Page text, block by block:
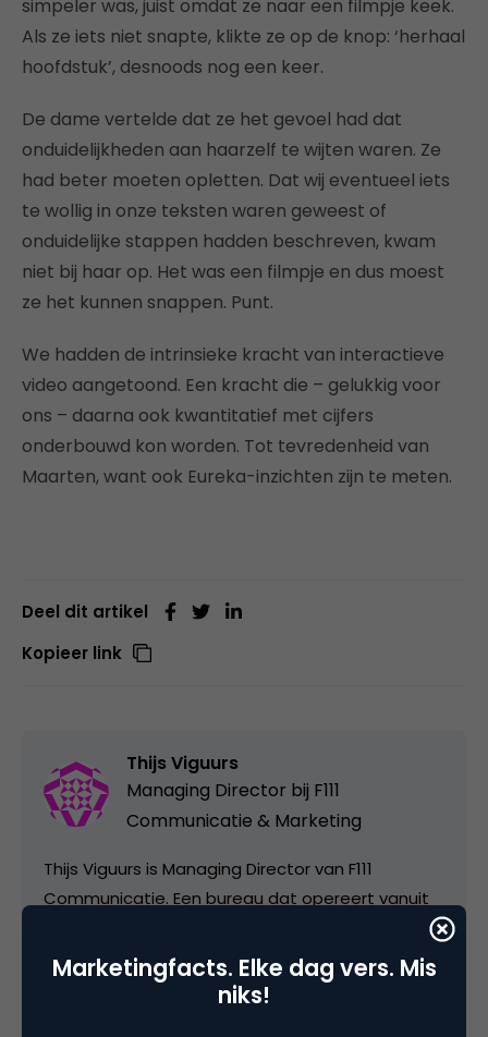
simpeler was, juist omdat ze naar een filmpje keek.
Als ze iets niet snapte, klikte ze op de knop: ‘herhaal
hoofdstuk’, desnoods nog een keer.
De dame vertelde dat ze het gevoel had dat
onduidelijkheden aan haarzelf te wijten waren. Ze
had beter moeten opletten. Dat wij eventueel iets
te wollig in onze teksten waren geweest of
onduidelijke stappen hadden beschreven, kwam
niet bij haar op. Het was een filmpje en dus moest
ze het kunnen snappen. Punt.
We hadden de intrinsieke kracht van interactieve
video aangetoond. Een kracht die – gelukkig voor
ons – daarna ook kwantitatief met cijfers
onderbouwd kon worden. Tot tevredenheid van
Maarten, want ook Eureka-inzichten zijn te meten.
Deel dit artikel
Kopieer link
Thijs Viguurs
Managing Director bij F111
Communicatie & Marketing
Thijs Viguurs is Managing Director van F111
Communicatie. Een bureau dat opereert vanuit
gespecialiseerd in het maken van productvideo's
en personeelscommunicatieconcepten.
Marketingfacts. Elke dag vers. Mis
niks!